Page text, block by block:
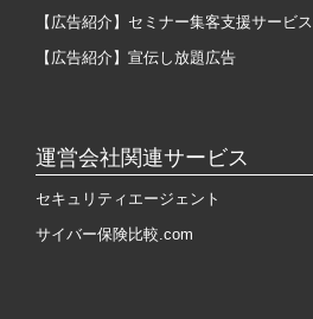
【広告紹介】セミナー集客支援サービス
【広告紹介】宣伝し放題広告
運営会社関連サービス
セキュリティエージェント
サイバー保険比較.com